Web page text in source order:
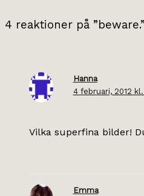
4 reaktioner på ”beware.”
Hanna
4 februari, 2012 kl.
Vilka superfina bilder!
Emma